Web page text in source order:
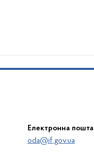
Електронна пошта
oda@if.gov.ua